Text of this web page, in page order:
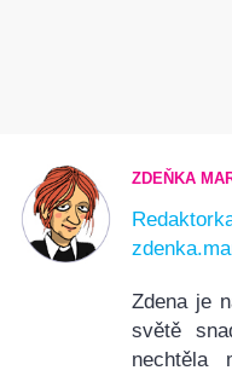
ZDEŇKA
Zdena je
světě
nechtěla